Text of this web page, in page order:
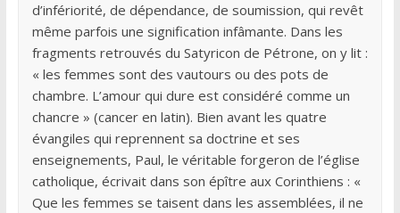
d’infériorité, de dépendance, de soumission, qui revêt
même parfois une signification infâmante. Dans les
fragments retrouvés du Satyricon de Pétrone, on y lit :
« les femmes sont des vautours ou des pots de
chambre. L’amour qui dure est considéré comme un
chancre » (cancer en latin). Bien avant les quatre
évangiles qui reprennent sa doctrine et ses
enseignements, Paul, le véritable forgeron de l’église
catholique, écrivait dans son épître aux Corinthiens : «
Que les femmes se taisent dans les assemblées, il ne